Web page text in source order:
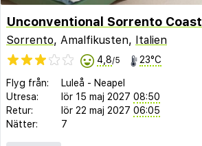
Unconventional Sorrento Coast
Sorrento, Amalfikusten, Italien
4,8/5 23°C
Flyg från: Luleå - Neapel
Utresa:
lör 15 maj 2027 08:50
Retur:
lör 22 maj 2027 06:05
Nätter:
7